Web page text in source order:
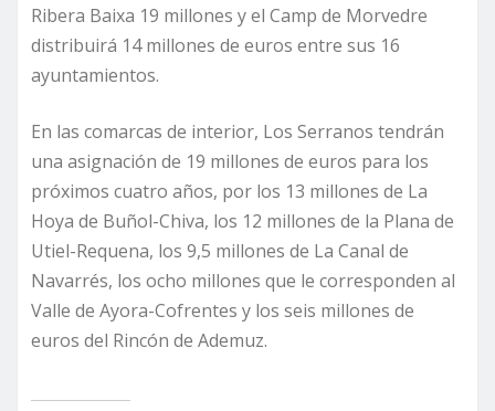
Ribera Baixa 19 millones y el Camp de Morvedre
distribuirá 14 millones de euros entre sus 16
ayuntamientos.
En las comarcas de interior, Los Serranos tendrán
una asignación de 19 millones de euros para los
próximos cuatro años, por los 13 millones de La
Hoya de Buñol-Chiva, los 12 millones de la Plana de
Utiel-Requena, los 9,5 millones de La Canal de
Navarrés, los ocho millones que le corresponden al
Valle de Ayora-Cofrentes y los seis millones de
euros del Rincón de Ademuz.